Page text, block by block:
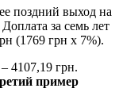
поздний выход на
за семь лет
(1769 грн х 7%).
4107,19 грн.
пример